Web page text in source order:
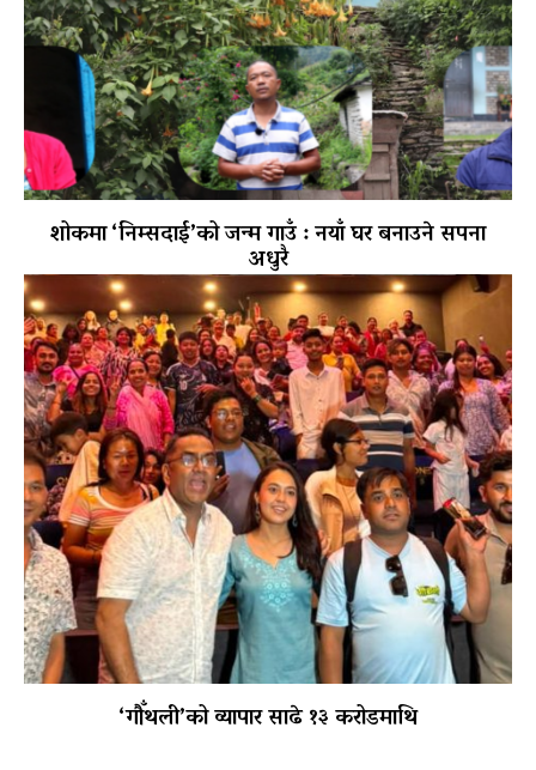
शोकमा ‘निम्सदाई’को जन्म गाउँ : नयाँ घर बनाउने सपना
अधुरै
‘गौँथली’को व्यापार साढे १३ करोडमाथि